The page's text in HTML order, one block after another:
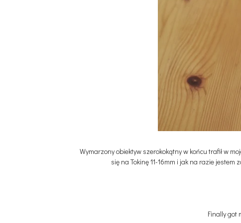
Wymarzony obiektyw szerokokątny w końcu trafił w
się na Tokinę 11-16mm i jak na razie
Finally got